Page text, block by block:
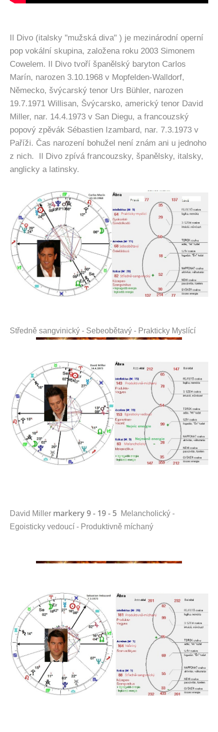
Il Divo (italsky "mužská diva" ) je mezinárodní operní
pop vokální skupina, založena roku 2003 Simonem
Cowelem. Il Divo tvoří španělský baryton Carlos
Marín, narozen 3.10.1968 v Mopfelden-Walldorf,
Německo, švýcarský tenor Urs Bühler, narozen
19.7.1971 Willisan, Švýcarsko, americký tenor David
Miller, nar. 14.4.1973 v San Diegu, a francouzský
popový zpěvák Sébastien Izambard, nar. 7.3.1973 v
Paříži. Čas narození bohužel není znám ani u jednoho
z nich. Il Divo zpívá francouzsky, španělsky, italsky,
anglicky a latinsky.
Středně sangvinický - Sebeobětavý - Prakticky Myslící
David Miller markery 9 - 19 - 5 Melancholický -
Egoisticky vedoucí - Produktivně míchaný